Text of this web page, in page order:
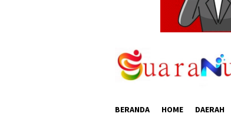
BERANDA HOME DAERAH